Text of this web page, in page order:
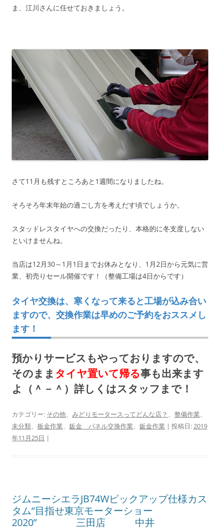
ま、江川さんに任せておきましょう。
さて11月も残すところあと1週間になりましたね。
そろそろ年末年始の過ごし方を考えだす頃でしょうか。
スタッドレスタイヤへの交換だったり、本格的に冬支度しない
といけませんね。
当店は12月30～1月1日までお休みとなり、1月2日から元気に営
業、初売りセール開催です！（整備工場は4日からです）
タイヤ交換は、寒くなって来ると工場が込み合い
ますので、交換作業は早めのご予約をおススメし
ます！
預かりサービスもやっておりますので、
そのまま タイヤ置いて帰る事も出来ます
よ（＾－＾）詳しくはスタッフまで！
カテゴリー: その他、 みどりモータースってどんな店？ 、 整備作業、
未分類、 板金作業、 鈑金 パネル交換作業、 鈑金作業 | 投稿日:2019
年11月25日 |
ジムニーシエラJB74Wピックアップ仕様カス
タム“目指せ東京モーターショー
2020” 三田店 中井